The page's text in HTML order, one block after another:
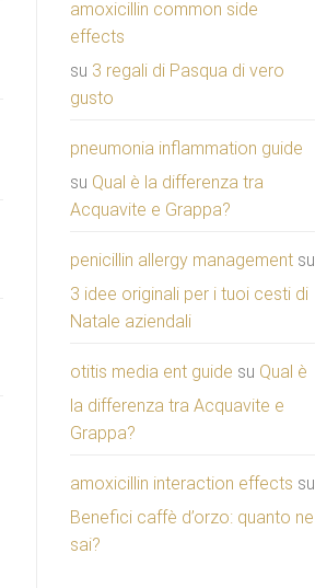
amoxicillin common side
effects
su 3 regali di Pasqua di vero
gusto
pneumonia inflammation guide
su Qual è la differenza tra
Acquavite e Grappa?
penicillin allergy management su
3 idee originali per i tuoi cesti di
Natale aziendali
otitis media ent guide su Qual è
la differenza tra Acquavite e
Grappa?
amoxicillin interaction effects su
Benefici caffè d’orzo: quanto ne
sai?